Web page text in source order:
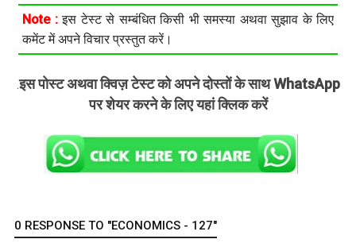
Note :इस टेस्ट से सम्बंधित किसी भी समस्या अथवा सुझाव के लिए
कमेंट में अपने विचार प्रस्तुत करें।
.इस पोस्ट अथवा क्विज़ टेस्ट को अपने दोस्तों के साथ WhatsApp
पर शेयर करने के लिए यहां क्लिक करें
0 RESPONSE TO "ECONOMICS - 127"